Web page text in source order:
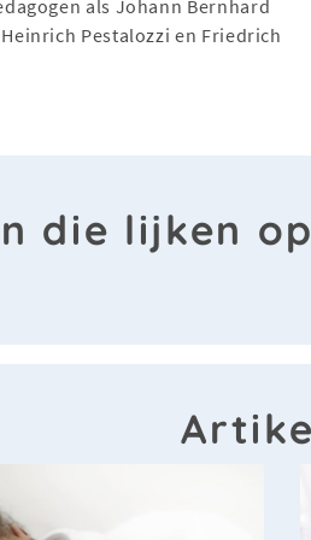
als Johann Bernhard
Pestalozzi en Friedrich
die lijken